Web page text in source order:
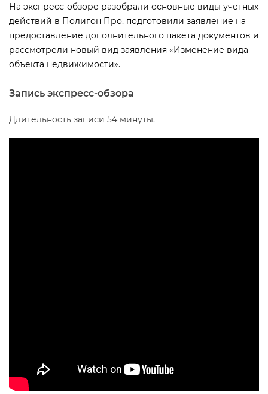
На экспресс-обзоре разобрали основные виды учетных
действий в Полигон Про, подготовили заявление на
предоставление дополнительного пакета документов и
рассмотрели новый вид заявления «Изменение вида
объекта недвижимости».
Запись экспресс-обзора
Длительность записи 54 минуты.